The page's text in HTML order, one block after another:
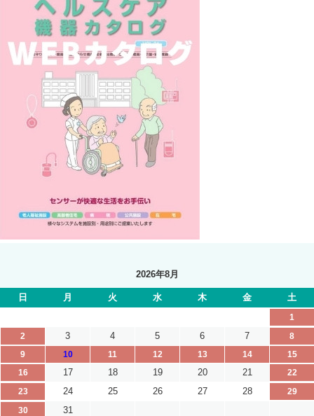
2026年8月
日 月 火 水 木 金 土
1
2
3 4 5 6 7
8
9
10 11 12 13 14
15
16
17 18 19 20 21
22
23
24 25 26 27 28
29
30
31